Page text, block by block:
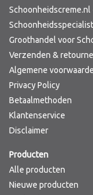
Fusion Meso
PCA SKINCARE
Ekseption Skincare
Blog
Groothandel voor
Verzenden &
Algemene
Privacy Policy
Betaalmethoden
Klantenservice
Disclaimer
Producten
Alle producten
Nieuwe producten